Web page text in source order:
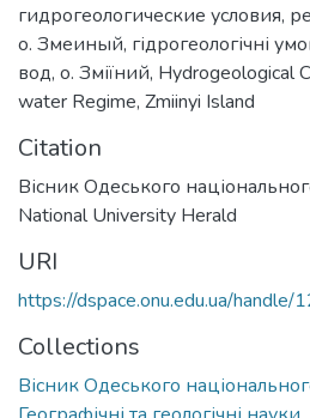
гидрогеологические условия,
о. Змеиный, гідрогеологічні
вод, о. Зміїний, Hydrogeological
water Regime, Zmiinyi Island
Citation
Вісник Одеського
National University Herald
URI
https://dspace.onu.edu.ua/
Collections
Вісник Одеського